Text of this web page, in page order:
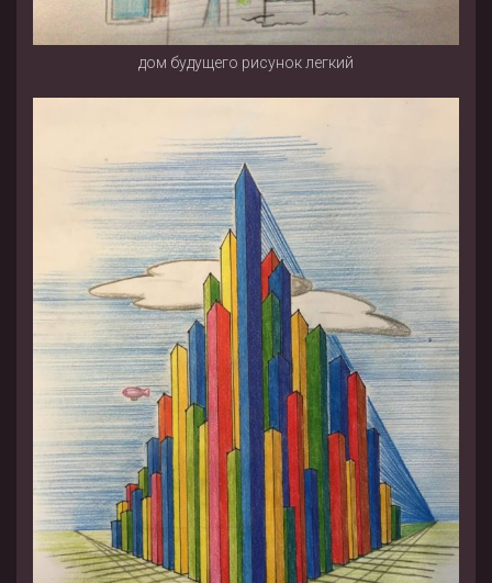
дом будущего рисунок легкий